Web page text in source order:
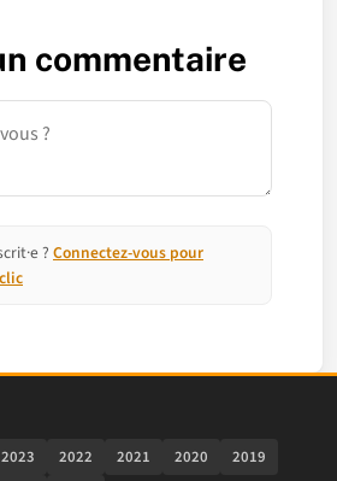
commentaire
? Connectez-vous pour
2023 2022 2021 2020
2019